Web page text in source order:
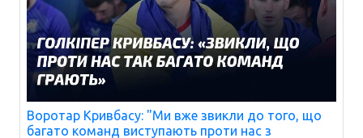
Воротар Кривбасу: "Ми вже звикли до того, що
багато команд виступають проти нас з